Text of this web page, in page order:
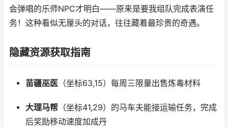
会弹唱的乐师NPC才明白——原来是要我组队完成表演任
务！这种看似无厘头的对话，往往藏着最珍贵的奇遇。
隐藏资源获取指南
苗疆巫医（坐标63,15）每周三限量出售炼毒材料
大理马帮（坐标41,29）的马车夫能接运输任务，完成
后奖励移动速度加成丹